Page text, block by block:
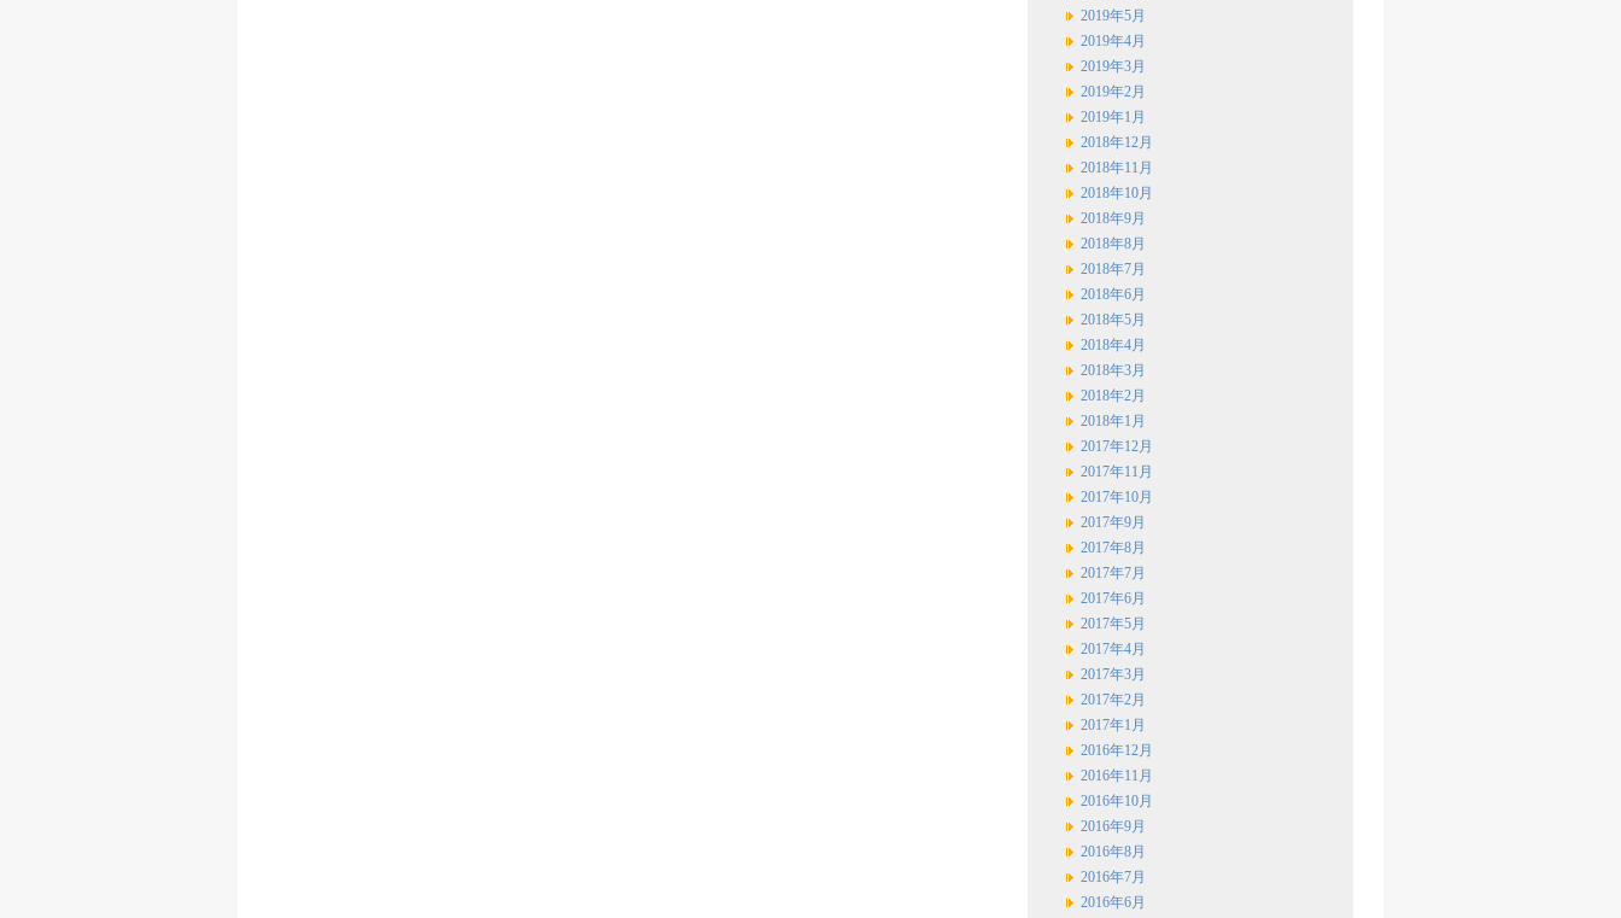
2019年5月
2019年4月
2019年3月
2019年2月
2019年1月
2018年12月
2018年11月
2018年10月
2018年9月
2018年8月
2018年7月
2018年6月
2018年5月
2018年4月
2018年3月
2018年2月
2018年1月
2017年12月
2017年11月
2017年10月
2017年9月
2017年8月
2017年7月
2017年6月
2017年5月
2017年4月
2017年3月
2017年2月
2017年1月
2016年12月
2016年11月
2016年10月
2016年9月
2016年8月
2016年7月
2016年6月